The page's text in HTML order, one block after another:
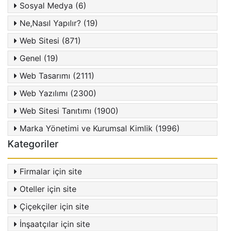
Sosyal Medya (6)
Ne,Nasıl Yapılır? (19)
Web Sitesi (871)
Genel (19)
Web Tasarımı (2111)
Web Yazılımı (2300)
Web Sitesi Tanıtımı (1900)
Marka Yönetimi ve Kurumsal Kimlik (1996)
Kategoriler
Firmalar için site
Oteller için site
Çiçekçiler için site
İnşaatçılar için site